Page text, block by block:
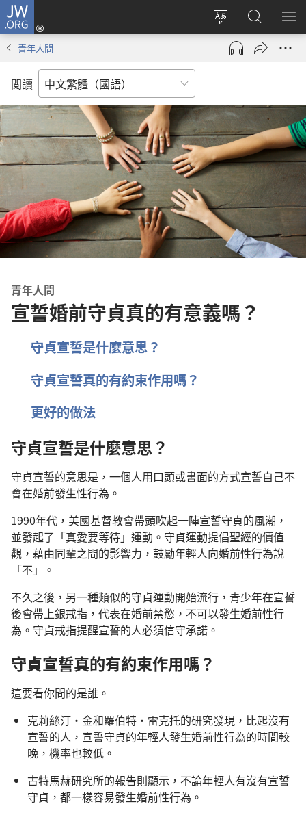
JW.ORG
更
改
網
言
登
入
（開
窗）
搜
尋
JW.ORG
顯
青年人問
閲讀
青年人問
宣誓婚前守貞真的有意義嗎？
守貞宣誓是什麼意思？
守貞宣誓真的有約束作用嗎？
更好的做法
守貞宣誓是什麼意思？
守貞宣誓的意思是，一個人用口頭或書面的方式宣誓自己不
會在婚前發生性行為。
1990年代，美國基督教會帶頭吹起一陣宣誓守貞的風潮，
並發起了「真愛要等待」運動。守貞運動提倡聖經的價值
觀，藉由同輩之間的影響力，鼓勵年輕人向婚前性行為說
「不」。
不久之後，另一種類似的守貞運動開始流行，青少年在宣誓
後會帶上銀戒指，代表在婚前禁慾，不可以發生婚前性行
為。守貞戒指提醒宣誓的人必須信守承諾。
守貞宣誓真的有約束作用嗎？
這要看你問的是誰。
克莉絲汀·金和羅伯特·雷克托的研究發現，比起沒有
宣誓的人，宣誓守貞的年輕人發生婚前性行為的時間較
晚，機率也較低。
古特馬赫研究所的報告則顯示，不論年輕人有沒有宣誓
守貞，都一樣容易發生婚前性行為。